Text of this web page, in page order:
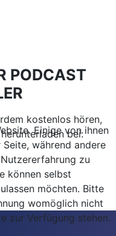
PODCAST
kostenlos hören,
bei:
Einige von ihnen
während andere
zu
können selbst
möchten. Bitte
womöglich nicht
zur Verfügung stehen.